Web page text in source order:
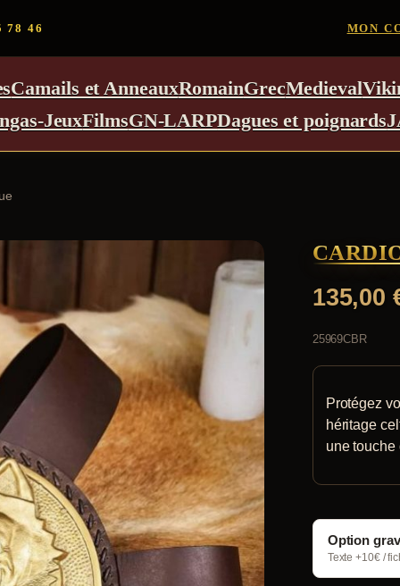
78 46 MON
Camails et AnneauxRomainGrecMedieval
JeuxFilmsGN-LARPDagues et poignards
135,00
25969CBR
Protégez
héritage
une touche
Option
Texte +10€ /